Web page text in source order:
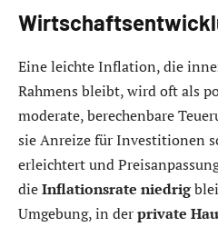
Eine leichte Inflation, die
Rahmens bleibt, wird oft als
moderate, berechenbare
sie Anreize für Investitionen
erleichtert und
dieInflationsrate niedrig
Umgebung, in derprivate